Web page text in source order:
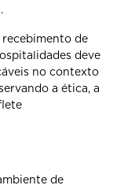
recebimento de
deve
no contexto
a ética, a
de